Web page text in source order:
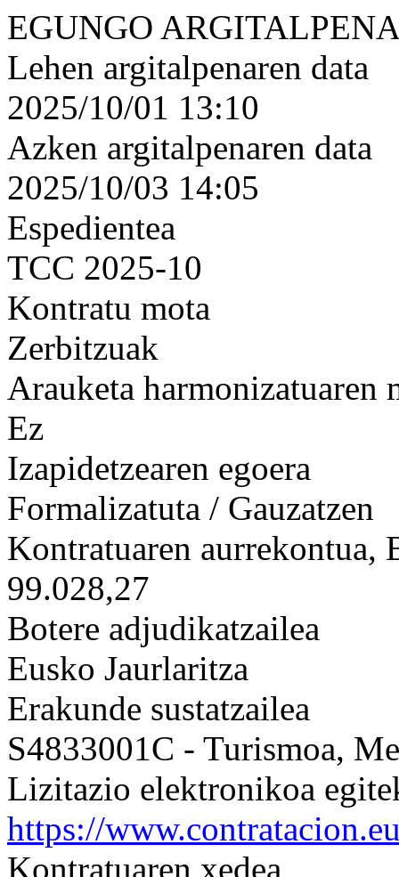
EGUNGO
Lehen argitalpenaren data
2025/10/01 13:10
Azken argitalpenaren data
2025/10/03 14:05
Espedientea
TCC 2025-10
Kontratu mota
Zerbitzuak
Arauketa harmonizatuaren
Ez
Izapidetzearen egoera
Formalizatuta / Gauzatzen
Kontratuaren aurrekontua,
99.028,27
Botere adjudikatzailea
Eusko Jaurlaritza
Erakunde sustatzailea
S4833001C - Turismoa,
Lizitazio elektronikoa
https://
Kontratuaren xedea